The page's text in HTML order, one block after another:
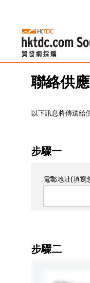
聯絡供
以下訊息將傳送給
步驟一
電郵地址(填寫
步驟二